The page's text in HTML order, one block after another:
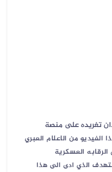
تغريده على منصة
من الاعلام العبري
العسكرية
الذي ادى الى هذا